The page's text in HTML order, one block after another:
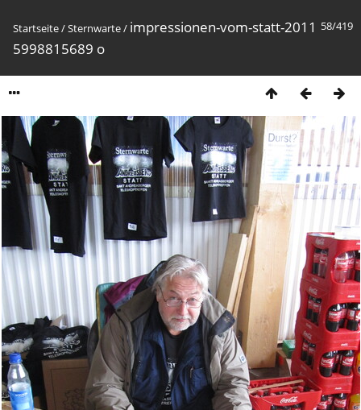
58/419
Startseite/Sternwarte/ impressionen-vom-statt-2011
5998815689 o